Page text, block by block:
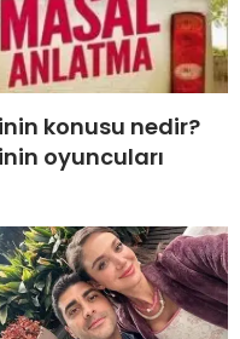
konusu nedir?
oyuncuları